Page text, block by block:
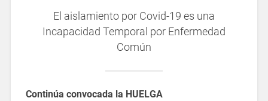
El aislamiento por Covid-19 es una
Incapacidad Temporal por Enfermedad
Común
Continúa convocada la HUELGA